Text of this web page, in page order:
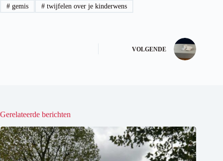
#gemis #twijfelen over je kinderwens
VOLGENDE
Gerelateerde berichten